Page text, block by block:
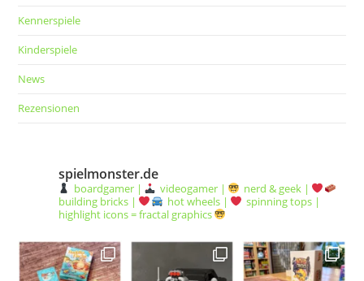
Kennerspiele
Kinderspiele
News
Rezensionen
spielmonster.de
boardgamer | videogamer |
nerd & geek |
building bricks |
hot wheels |
spinning tops |
highlight icons = fractal graphics